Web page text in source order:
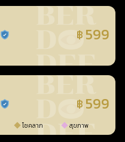
ร้านยืนยันแล้ว ฿ 599
ร้านยืนยันแล้ว ฿ 599
โชคลาภ สุขภาพ